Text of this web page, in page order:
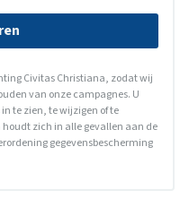
Civitas Christiana, zodat wij
van onze campagnes. U
te zien, te wijzigen of te
zich in alle gevallen aan de
gegevensbescherming